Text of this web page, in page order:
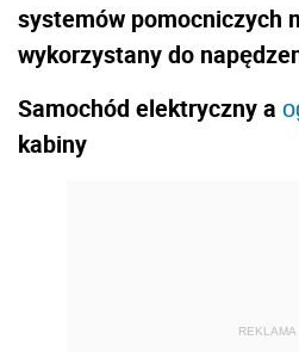
systemów pomocniczych
wykorzystany do
Samochód elektryczny a
kabiny
REKLAMA